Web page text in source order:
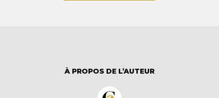
À PROPOS DE L’AUTEUR